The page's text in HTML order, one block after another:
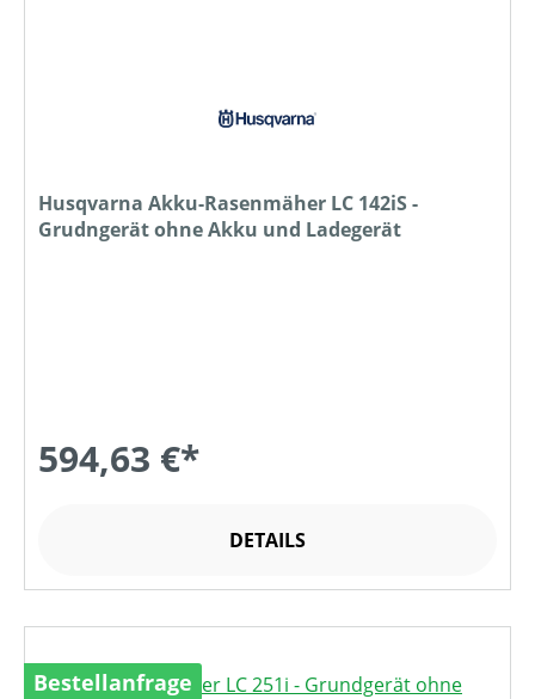
Husqvarna Akku-Rasenmäher LC 142iS -
Grudngerät ohne Akku und Ladegerät
594,63 €*
DETAILS
Bestellanfrage